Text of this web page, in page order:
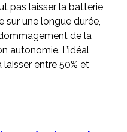
pas laisser la batterie
sur une longue durée,
de la
autonomie. L’idéal
laisser entre 50% et